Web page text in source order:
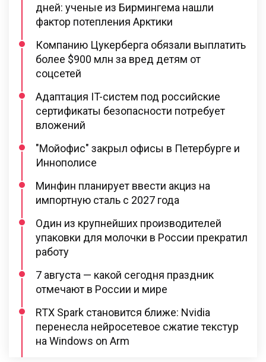
дней: ученые из Бирмингема нашли
фактор потепления Арктики
Компанию Цукерберга обязали выплатить
более $900 млн за вред детям от
соцсетей
Адаптация IT-систем под российские
сертификаты безопасности потребует
вложений
"Мойофис" закрыл офисы в Петербурге и
Иннополисе
Минфин планирует ввести акциз на
импортную сталь с 2027 года
Один из крупнейших производителей
упаковки для молочки в России прекратил
работу
7 августа — какой сегодня праздник
отмечают в России и мире
RTX Spark становится ближе: Nvidia
перенесла нейросетевое сжатие текстур
на Windows on Arm